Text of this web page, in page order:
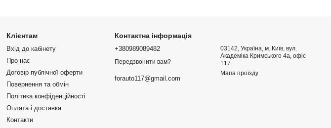
Клієнтам
Вхід до кабінету
Про нас
Договір публічної оферти
Повернення та обмін
Політика конфіденційності
Оплата і доставка
Контакти
Контактна інформація
+380989089482
Передзвонити вам?
forauto117@gmail.com
03142, Україна, м. Київ, вул.
Академіка Кримського 4а, офіс
117
Мапа проїзду